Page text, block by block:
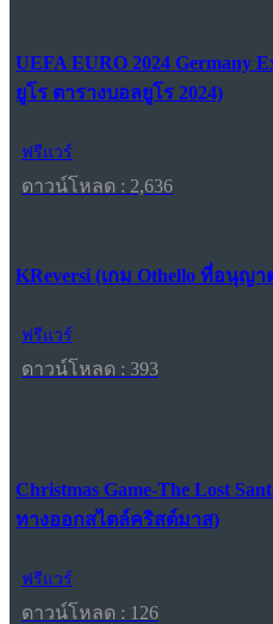
UEFA EURO 2024 Germany
ยูโร ตารางบอลยูโร 2024)
ฟรีแวร์
ดาวน์โหลด : 2,636
KReversi (เกม Othello ที่อนุญ
ฟรีแวร์
ดาวน์โหลด : 393
Christmas Game-The Lost
ทางออกสไตล์คริสต์มาส)
ฟรีแวร์
ดาวน์โหลด : 126